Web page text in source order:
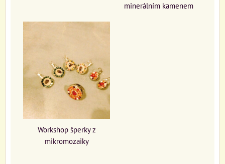
minerálním kamenem
Workshop šperky z
mikromozaiky